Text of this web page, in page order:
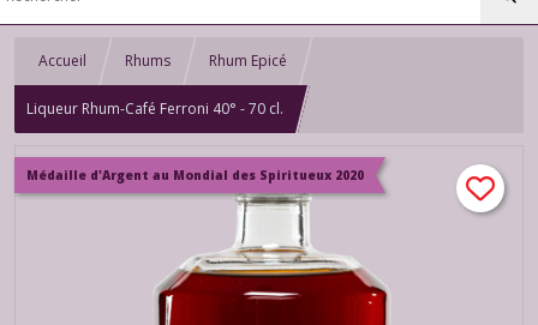
Accueil Rhums Rhum Epicé
Liqueur Rhum-Café Ferroni 40° - 70 cl.
Médaille d'Argent au Mondial des Spiritueux 2020